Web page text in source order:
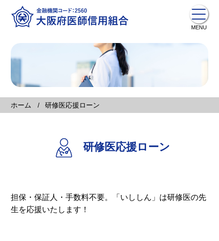
ホーム 研修医応援ローン
研修医応援ローン
担保・保証人・手数料不要。「いししん」は研修医の先
生を応援いたします！